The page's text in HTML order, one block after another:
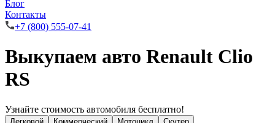
Блог
Контакты
+7 (800) 555-07-41
Выкупаем авто Renault Clio
RS
Узнайте стоимость автомобиля бесплатно!